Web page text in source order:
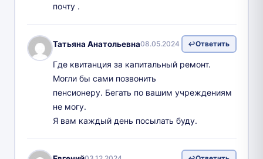
почту .
Татьяна Анатольевна08.05.2024 Ответить
Где квитанция за капитальный ремонт.
Могли бы сами позвонить
пенсионеру. Бегать по вашим учреждениям
не могу.
Я вам каждый день посылать буду.